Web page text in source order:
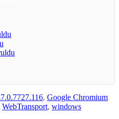
, Google Chromium
WebTransport, windows